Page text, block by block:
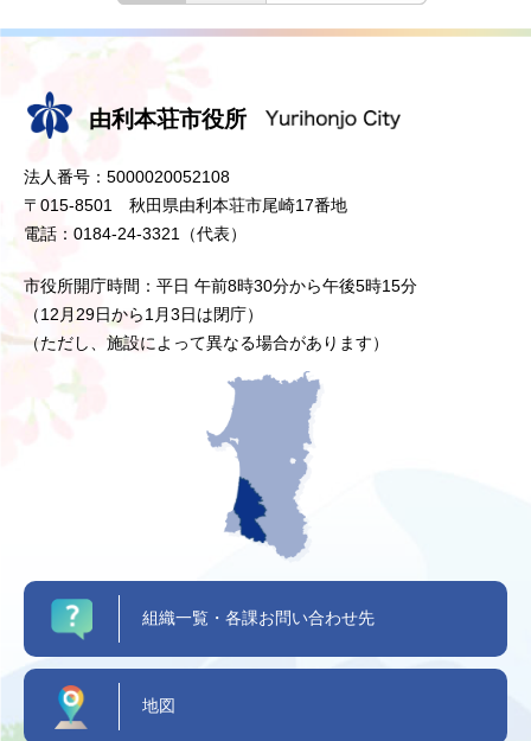
由利本荘市役所
法人番号：5000020052108
〒015-8501 秋田県由利本荘市尾崎17番地
電話：0184-24-3321（代表）
市役所開庁時間：平日 午前8時30分から午後5時15分
（12月29日から1月3日は閉庁）
（ただし、施設によって異なる場合があります）
組織一覧・各課お問い合わせ先
地図